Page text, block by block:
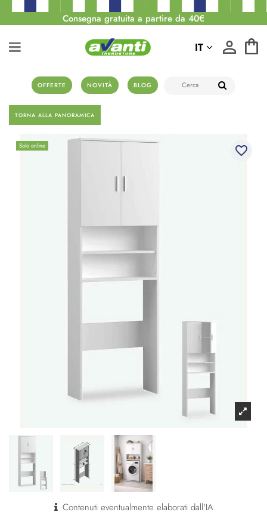
Consegna gratuita a partire da 40€
OFFERTE NOVITÀ BLOG
IT
TORNA ALLA PANORAMICA
Solo online favorite_border
Contenuti eventualmente elaborati dall'IA